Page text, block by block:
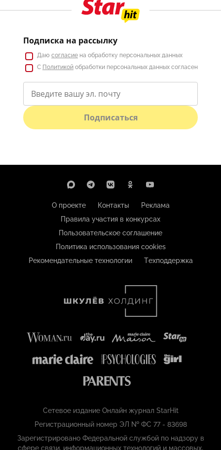
Подписка на рассылку
Даю согласие на обработку персональных данных
С Политикой обработки персональных данных согласен
Подписаться
О проекте Контакты
Реклама
Правила участия в конкурсах
Пользовательское соглашение
Политика использования cookies
Рекомендательные технологии
Техподдержка
Сетевое издание Онлайн журнал StarHit
Регистрационный номер ЭЛ № ФС 77 - 83698
Зарегистрировано Федеральной службой по надзору в
сфере связи, информационных технологий и массовых,